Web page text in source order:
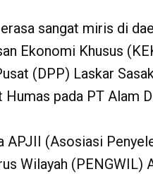
sangat miris di
Ekonomi Khusus
(DPP) Laskar
pada PT Alam
APJII (Asosiasi
Wilayah